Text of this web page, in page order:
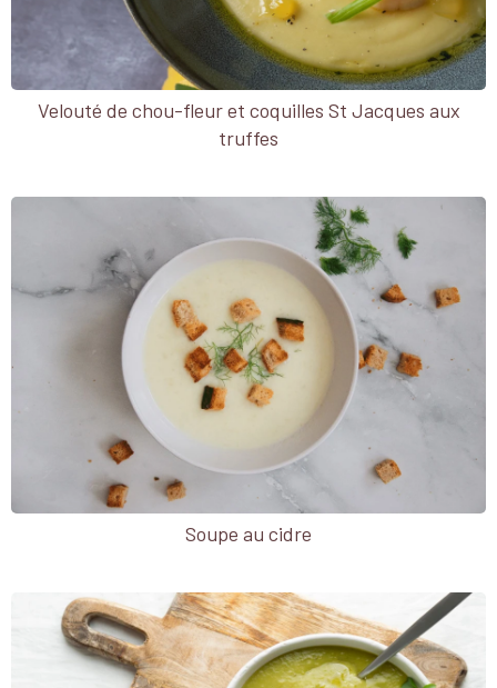
Velouté de chou-fleur et coquilles St Jacques aux
truffes
Soupe au cidre